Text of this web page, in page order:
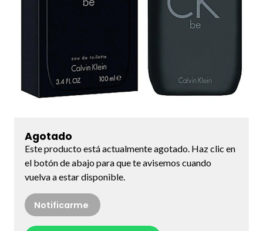
Agotado
Este producto está actualmente agotado. Haz clic en
el botón de abajo para que te avisemos cuando
vuelva a estar disponible.
Notificarme